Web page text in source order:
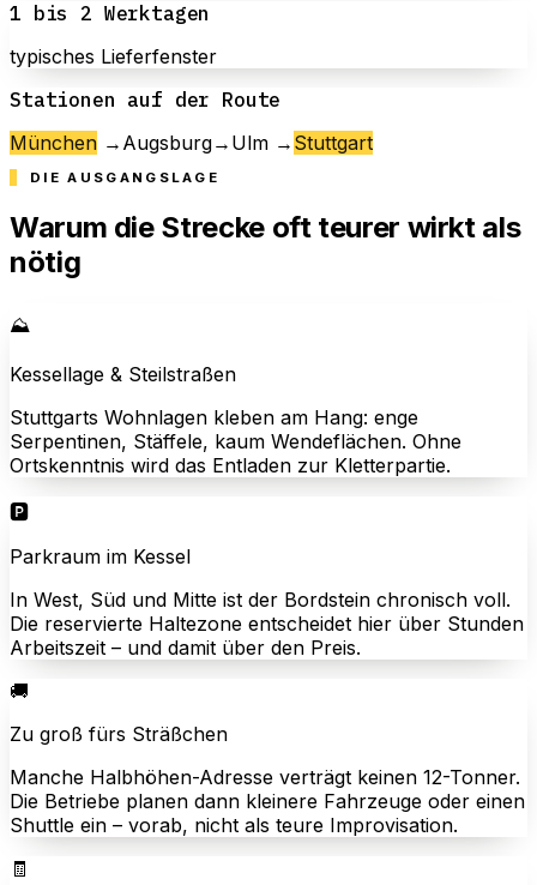
1 bis 2 Werktagen
typisches Lieferfenster
Stationen auf der Route
München → Augsburg→ Ulm → Stuttgart
DIE AUSGANGSLAGE
Warum die Strecke oft teurer wirkt als
nötig
⛰️
Kessellage & Steilstraßen
Stuttgarts Wohnlagen kleben am Hang: enge
Serpentinen, Stäffele, kaum Wendeflächen. Ohne
Ortskenntnis wird das Entladen zur Kletterpartie.
🅿️
Parkraum im Kessel
In West, Süd und Mitte ist der Bordstein chronisch voll.
Die reservierte Haltezone entscheidet hier über Stunden
Arbeitszeit – und damit über den Preis.
🚚
Zu groß fürs Sträßchen
Manche Halbhöhen-Adresse verträgt keinen 12-Tonner.
Die Betriebe planen dann kleinere Fahrzeuge oder einen
Shuttle ein – vorab, nicht als teure Improvisation.
🧾